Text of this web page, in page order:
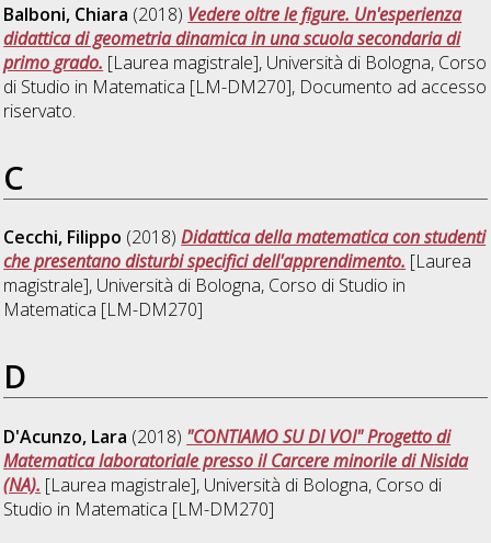
Balboni, Chiara (2018) Vedere oltre le figure. Un'esperienza
didattica di geometria dinamica in una scuola secondaria di
primo grado. [Laurea magistrale], Università di Bologna, Corso
di Studio in Matematica [LM-DM270], Documento ad accesso
riservato.
C
Cecchi, Filippo (2018)Didattica della matematica con studenti
che presentano disturbi specifici dell'apprendimento. [Laurea
magistrale], Università di Bologna, Corso di Studio in
Matematica [LM-DM270]
D
D'Acunzo, Lara (2018) "CONTIAMO SU DI VOI" Progetto di
Matematica laboratoriale presso il Carcere minorile di Nisida
(NA). [Laurea magistrale], Università di Bologna, Corso di
Studio in Matematica [LM-DM270]